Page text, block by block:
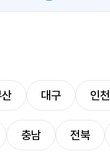
대구 인천
충남 전북